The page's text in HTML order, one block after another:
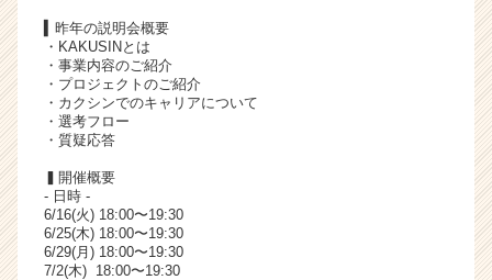
e
r）
▍昨年の説明会概要
・KAKUSINとは
・事業内容のご紹介
・プロジェクトのご紹介
・カクシンでのキャリアについて
・選考フロー
・質疑応答
▍開催概要
- 日時 -
6/16(火) 18:00〜19:30
6/25(木) 18:00〜19:30
6/29(月) 18:00〜19:30
7/2(木) 18:00〜19:30